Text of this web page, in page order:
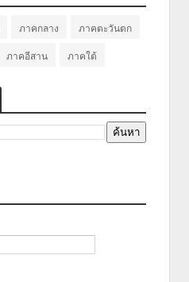
ภาคกลาง ภาคตะวันตก
ภาคอีสาน ภาคใต้